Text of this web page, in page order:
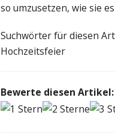
so umzusetzen, wie sie
Suchwörter für diesen
Hochzeitsfeier
Bewerte diesen Artikel: